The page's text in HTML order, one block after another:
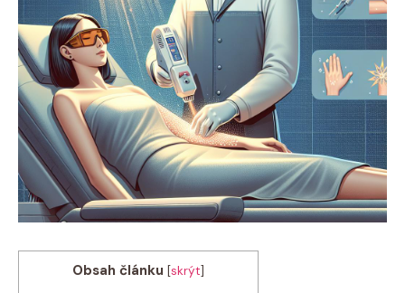
Obsah článku [skrýt]